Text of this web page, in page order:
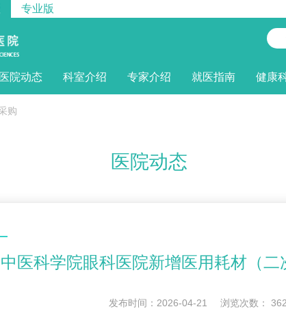
专业版
医院动态 科室介绍 专家介绍 就医指南 健康
购
医院动态
医科学院眼科医院新增医用耗材（
发布时间：2026-04-21 浏览次数：